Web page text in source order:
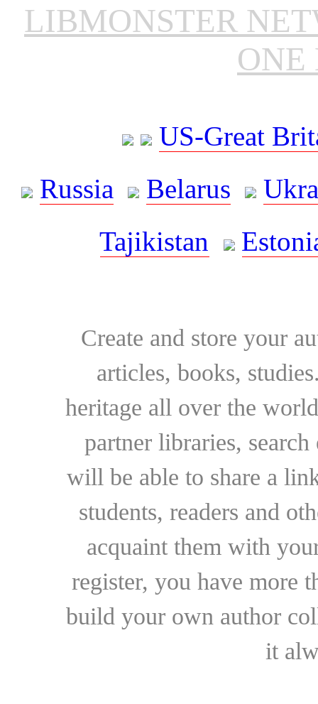
LIBMONSTER
ONE
US-Great
Russia
Belarus
Tajikistan
Create and store your
articles, books,
heritage all over the
partner libraries,
will be able to share a
students, readers and
acquaint them with
register, you have more
build your own author
it